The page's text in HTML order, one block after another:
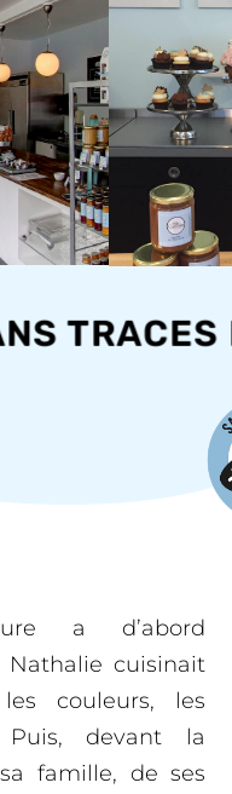
DE
a d’abord
cuisinait
couleurs, les
devant la
famille, de ses